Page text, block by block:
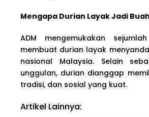
Mengapa Durian Layak Jadi
ADM mengemukakan
membuat durian layak
nasional Malaysia. Selain
unggulan, durian dianggap
tradisi, dan sosial yang kuat.
Artikel Lainnya: